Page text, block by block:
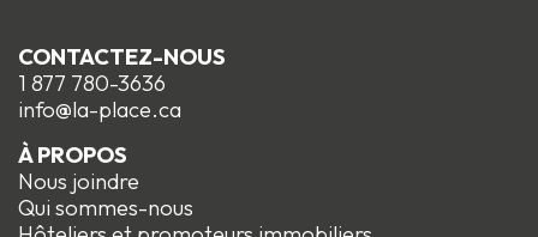
CONTACTEZ-NOUS
1 877 780-3636
info@la-place.ca
À PROPOS
Nous joindre
Qui sommes-nous